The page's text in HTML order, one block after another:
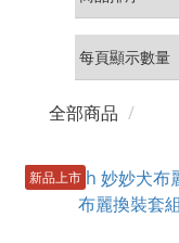
全部商品
新品上市